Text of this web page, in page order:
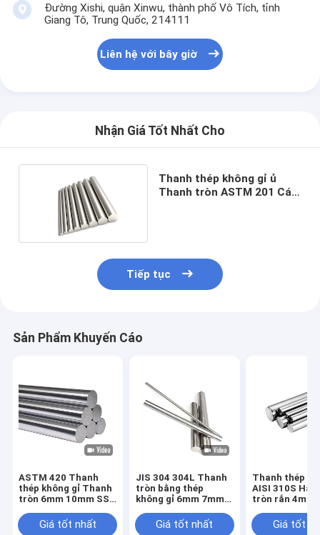
Đường Xishi, quận Xinwu, thành phố Vô Tích, tỉnh
Giang Tô, Trung Quốc, 214111
Liên hệ với bây giờ
Nhận Giá Tốt Nhất Cho
Thanh thép không gỉ ủ
Thanh tròn ASTM 201 Cán
Tiếp tục
Sản Phẩm Khuyến Cáo
ASTM 420 Thanh
thép không gỉ Thanh
tròn 6mm 10mm SS
Giá tốt nhất
JIS 304 304L Thanh
tròn bằng thép
không gỉ 6mm 7mm
Giá tốt nhất
Thanh thép
AISI 310S
tròn rắn 4mm
Giá tốt